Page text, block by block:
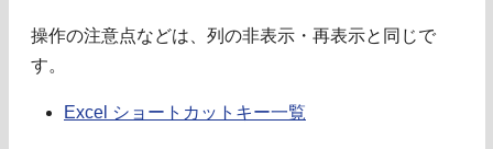
操作の注意点などは、列の非表示・再表示と同じで
す。
Excel ショートカットキー一覧